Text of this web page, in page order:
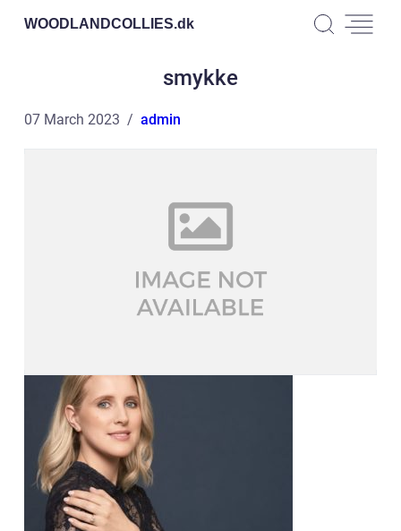
WOODLANDCOLLIES.dk
smykke
07 March 2023 admin